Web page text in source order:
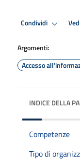
Condividi
Argomenti:
Accesso
INDICE DELLA
Competenze
Tipo di